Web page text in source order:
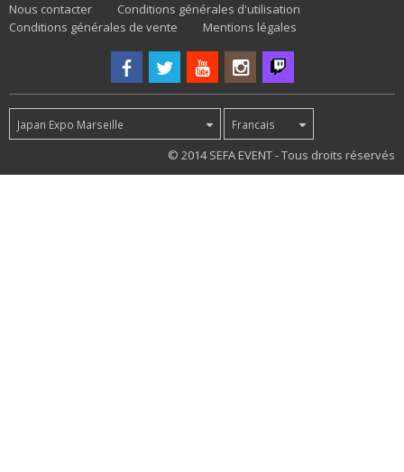
Nous contacter
Conditions générales d'utilisation
Conditions générales de vente
Mentions légales
Japan Expo Marseille Francais
© 2014 SEFA EVENT - Tous droits réservés